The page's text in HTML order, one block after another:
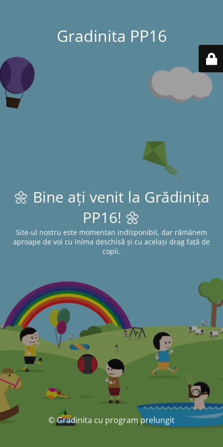
Gradinita PP16
🌼 Bine ați venit la Grădinița
PP16! 🌼
Site-ul nostru este momentan indisponibil, dar rămânem
aproape de voi cu inima deschisă și cu același drag față de
copii.
© Gradinita cu program prelungit